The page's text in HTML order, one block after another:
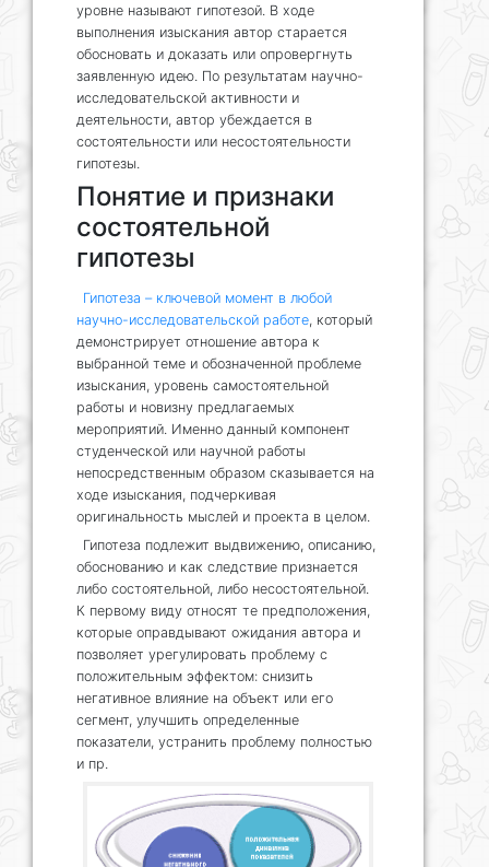
уровне называют гипотезой. В ходе
выполнения изыскания автор старается
обосновать и доказать или опровергнуть
заявленную идею. По результатам научно-
исследовательской активности и
деятельности, автор убеждается в
состоятельности или несостоятельности
гипотезы.
Понятие и признаки
состоятельной
гипотезы
Гипотеза – ключевой момент в любой
научно-исследовательской работе, который
демонстрирует отношение автора к
выбранной теме и обозначенной проблеме
изыскания, уровень самостоятельной
работы и новизну предлагаемых
мероприятий. Именно данный компонент
студенческой или научной работы
непосредственным образом сказывается на
ходе изыскания, подчеркивая
оригинальность мыслей и проекта в целом.
Гипотеза подлежит выдвижению, описанию,
обоснованию и как следствие признается
либо состоятельной, либо несостоятельной.
К первому виду относят те предположения,
которые оправдывают ожидания автора и
позволяет урегулировать проблему с
положительным эффектом: снизить
негативное влияние на объект или его
сегмент, улучшить определенные
показатели, устранить проблему полностью
и пр.